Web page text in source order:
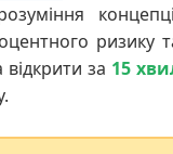
ризику
за 15